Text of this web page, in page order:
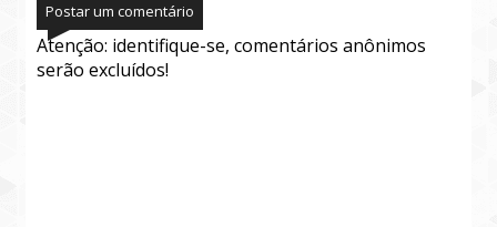
Postar um comentário
Atenção: identifique-se, comentários anônimos
serão excluídos!